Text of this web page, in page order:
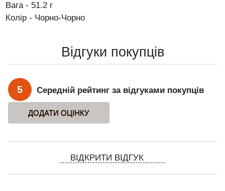
Вага - 51.2 г
Колір - Чорно-Чорно
Відгуки покупців
5 Середній рейтинг за відгуками покупців
ВІДКРИТИ ВІДГУК